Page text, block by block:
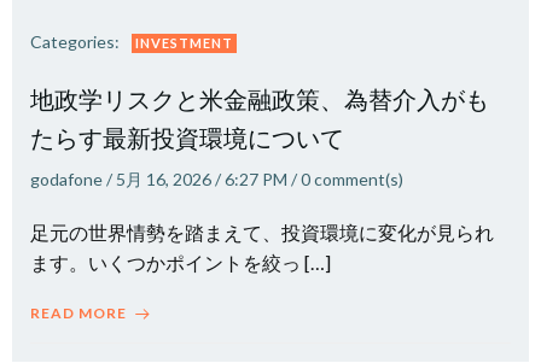
Categories: INVESTMENT
地政学リスクと米金融政策、為替介入がも
たらす最新投資環境について
godafone/ 5月 16, 2026/6:27 PM /0comment(s)
足元の世界情勢を踏まえて、投資環境に変化が見られ
ます。いくつかポイントを絞っ […]
READ MORE